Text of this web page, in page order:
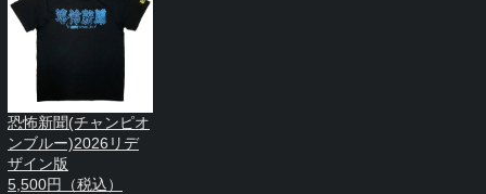
恐怖新聞(チャンピオ
ンブルー)2026リデ
ザイン版
5,500円（税込）